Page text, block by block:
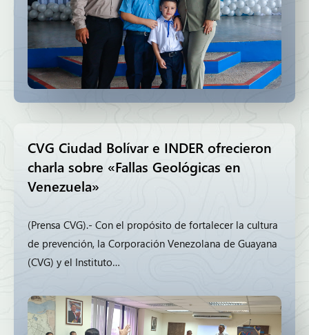
CVG Ciudad Bolívar e INDER ofrecieron
charla sobre «Fallas Geológicas en
Venezuela»
(Prensa CVG).- Con el propósito de fortalecer la cultura
de prevención, la Corporación Venezolana de Guayana
(CVG) y el Instituto…